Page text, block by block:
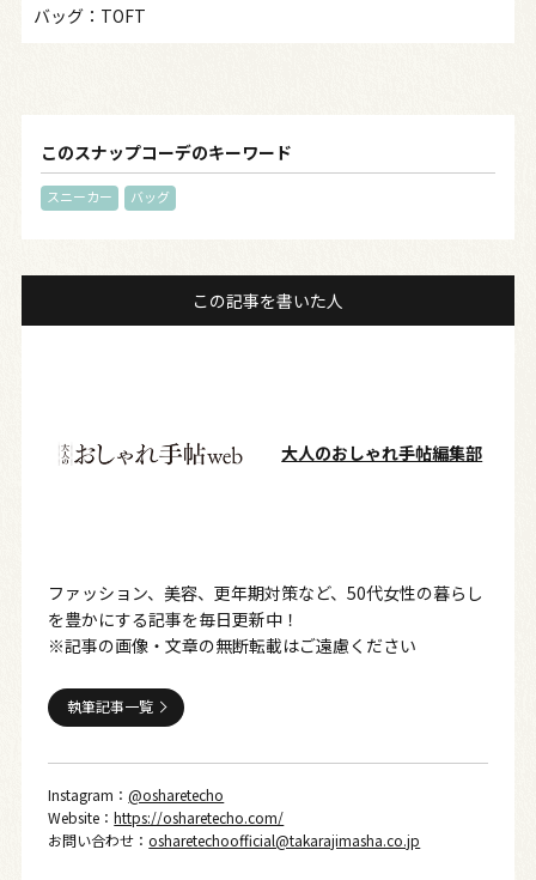
バッグ：TOFT
このスナップコーデのキーワード
スニーカー バッグ
この記事を書いた人
大人のおしゃれ手帖編集部
ファッション、美容、更年期対策など、50代女性の暮らし
を豊かにする記事を毎日更新中！
※記事の画像・文章の無断転載はご遠慮ください
執筆記事一覧
Instagram：@osharetecho
Website：https://osharetecho.com/
お問い合わせ：osharetechoofficial@takarajimasha.co.jp